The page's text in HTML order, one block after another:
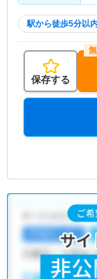
駅から徒歩5分以
保存する